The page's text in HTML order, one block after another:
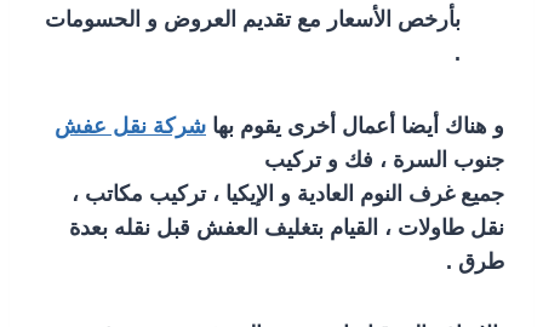
بأرخص الأسعار مع تقديم العروض و الحسومات
.
و هناك أيضا أعمال أخرى يقوم بها شركة نقل عفش
جنوب السرة ، فك و تركيب
جميع غرف النوم العادية و الإيكيا ، تركيب مكاتب ،
نقل طاولات ، القيام بتغليف العفش قبل نقله بعدة
طرق .